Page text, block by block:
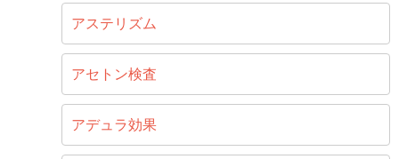
アステリズム
アセトン検査
アデュラ効果